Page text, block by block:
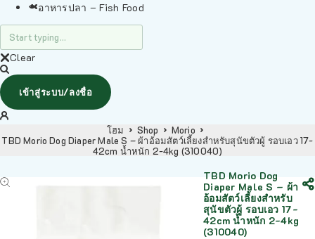
อาหารปลา – Fish Food
Clear
เข้าสู่ระบบ/ลงชื่อ
โฮม Shop
Morio
TBD Morio Dog Diaper Male S – ผ้าอ้อมสัตว์เลี้ยงสำหรับสุนัขตัวผู้ รอบเอว 17-
42cm น้ำหนัก 2-4kg (310040)
TBD Morio Dog
Diaper Male S – ผ้า
อ้อมสัตว์เลี้ยงสำหรับ
สุนัขตัวผู้ รอบเอว 17-
42cm น้ำหนัก 2-4kg
(310040)